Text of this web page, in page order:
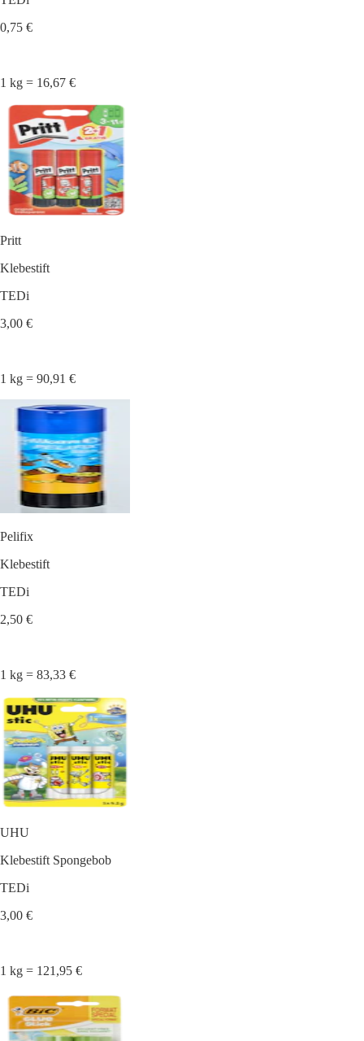
0,75 €
1 kg = 16,67 €
Pritt
Klebestift
TEDi
3,00 €
1 kg = 90,91 €
Pelifix
Klebestift
TEDi
2,50 €
1 kg = 83,33 €
UHU
Klebestift Spongebob
TEDi
3,00 €
1 kg = 121,95 €